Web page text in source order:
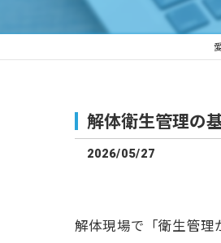
解体衛生管理の
2026/05/27
解体現場で「衛生管理